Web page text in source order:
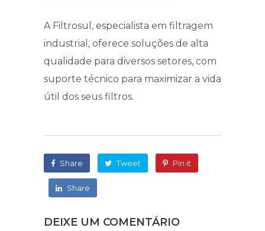
A Filtrosul, especialista em filtragem
industrial, oferece soluções de alta
qualidade para diversos setores, com
suporte técnico para maximizar a vida
útil dos seus filtros.
Share Tweet Pin it
Share
DEIXE UM COMENTÁRIO